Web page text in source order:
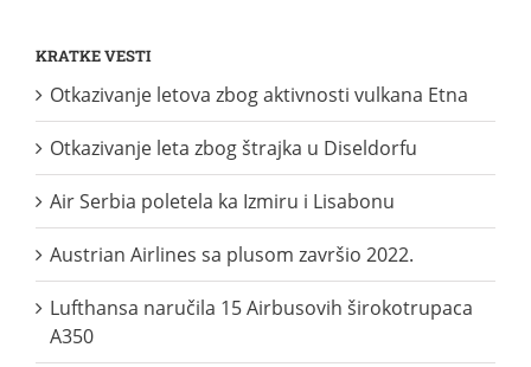
KRATKE VESTI
Otkazivanje letova zbog aktivnosti vulkana Etna
Otkazivanje leta zbog štrajka u Diseldorfu
Air Serbia poletela ka Izmiru i Lisabonu
Austrian Airlines sa plusom završio 2022.
Lufthansa naručila 15 Airbusovih širokotrupaca
A350